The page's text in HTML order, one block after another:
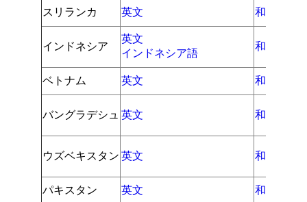
スリランカ 英文 和文（仮
インドネシア
英文
インドネシア語
和文
ベトナム 英文 和文（仮
バングラデシュ 英文 和文（仮
ウズベキスタン 英文 和文（仮
パキスタン 英文 和文（仮